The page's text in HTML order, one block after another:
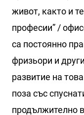
живот, както и
професии” /
са постоянно
фризьори и
развитие на
поза със
продължително